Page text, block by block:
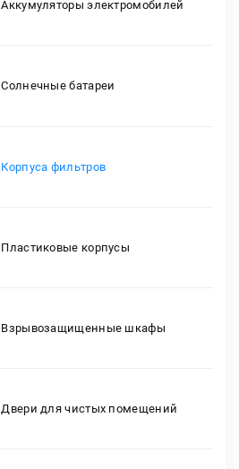
Аккумуляторы электромобилей
Солнечные батареи
Корпуса фильтров
Пластиковые корпусы
Взрывозащищенные шкафы
Двери для чистых помещений